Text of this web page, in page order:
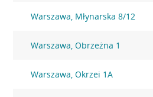
Warszawa, Młynarska 8/12
Warszawa, Obrzeżna 1
Warszawa, Okrzei 1A